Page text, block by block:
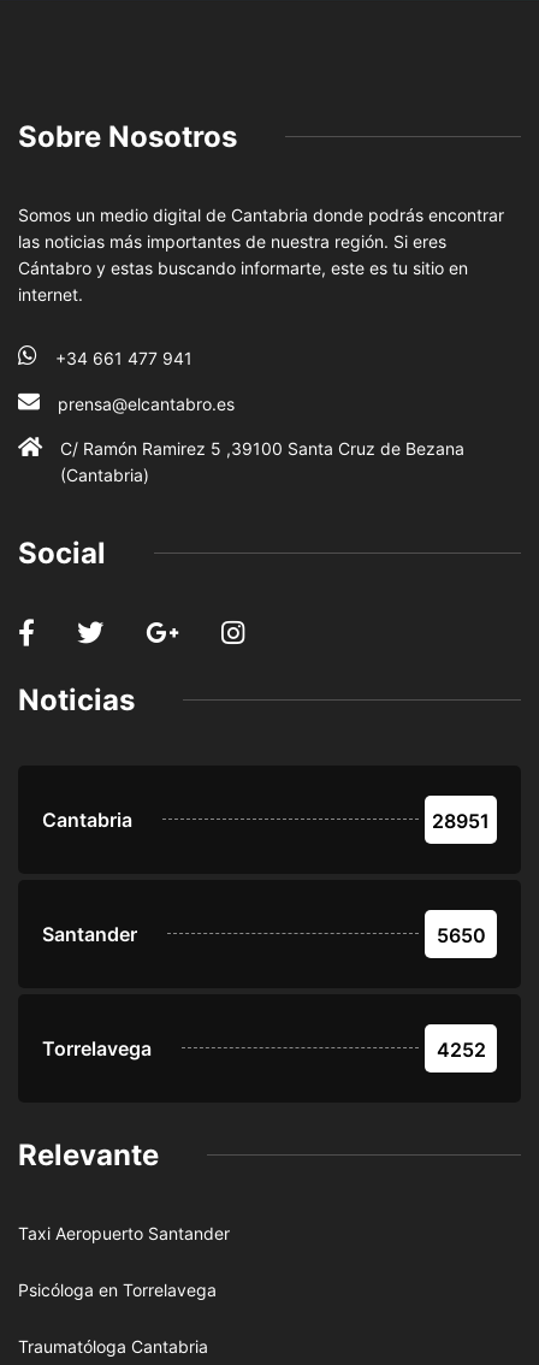
Sobre Nosotros
Somos un medio digital de Cantabria donde podrás encontrar
las noticias más importantes de nuestra región. Si eres
Cántabro y estas buscando informarte, este es tu sitio en
internet.
+34 661 477 941
prensa@elcantabro.es
C/ Ramón Ramirez 5 ,39100 Santa Cruz de Bezana
(Cantabria)
Social
Noticias
Cantabria 28951
Santander 5650
Torrelavega 4252
Relevante
Taxi Aeropuerto Santander
Psicóloga en Torrelavega
Traumatóloga Cantabria